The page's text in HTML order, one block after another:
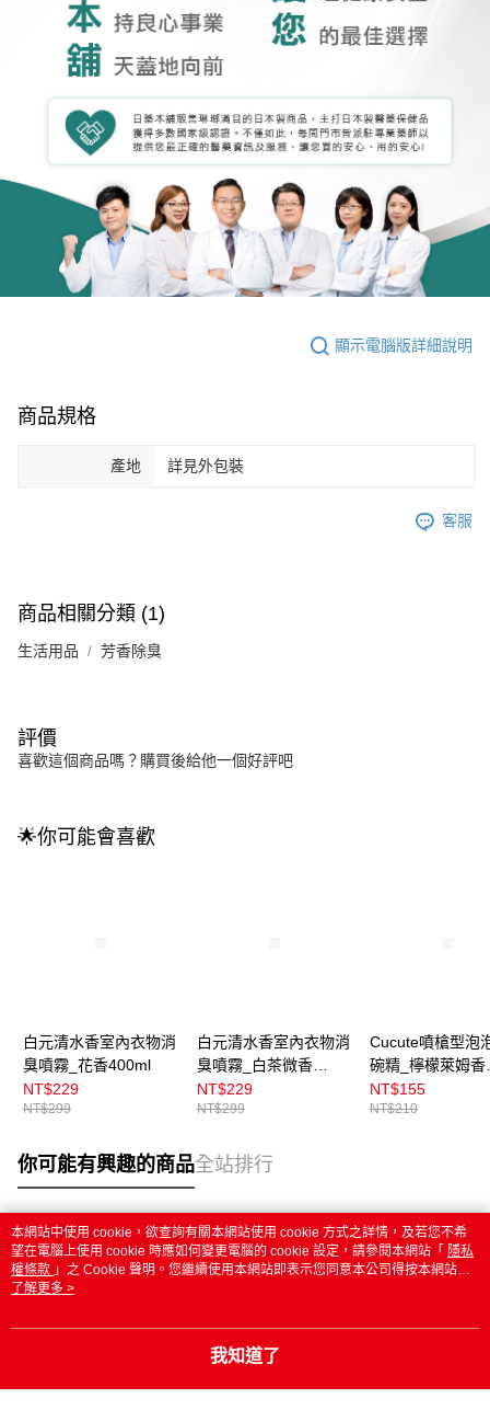
顯示電腦版詳細說明
商品規格
產地 詳見外包裝
客服
商品相關分類 (1)
生活用品 芳香除臭
評價
喜歡這個商品嗎？購買後給他一個好評吧
🌟你可能會喜歡
白元清水香室內衣物消
臭噴霧_花香400ml
NT$229
NT$299
白元清水香室內衣物消
臭噴霧_白茶微香
400ml
NT$229
NT$299
Cucute噴槍型泡
碗精_檸檬萊姆香
300ml
NT$155
NT$210
你可能有興趣的商品全站排行
熱門標籤
本網站中使用 cookie，欲查詢有關本網站使用 cookie 方式之詳情，及若您不希
望在電腦上使用 cookie 時應如何變更電腦的 cookie 設定，請參閱本網站「 隱私
權條款 」之 Cookie 聲明。您繼續使用本網站即表示您同意本公司得按本網站使
用條款之 Cookie 聲明使用 cookie。
了解更多 >
我知道了